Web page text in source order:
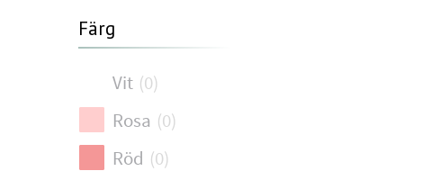
Färg
Vit (0)
Rosa (0)
Röd (0)